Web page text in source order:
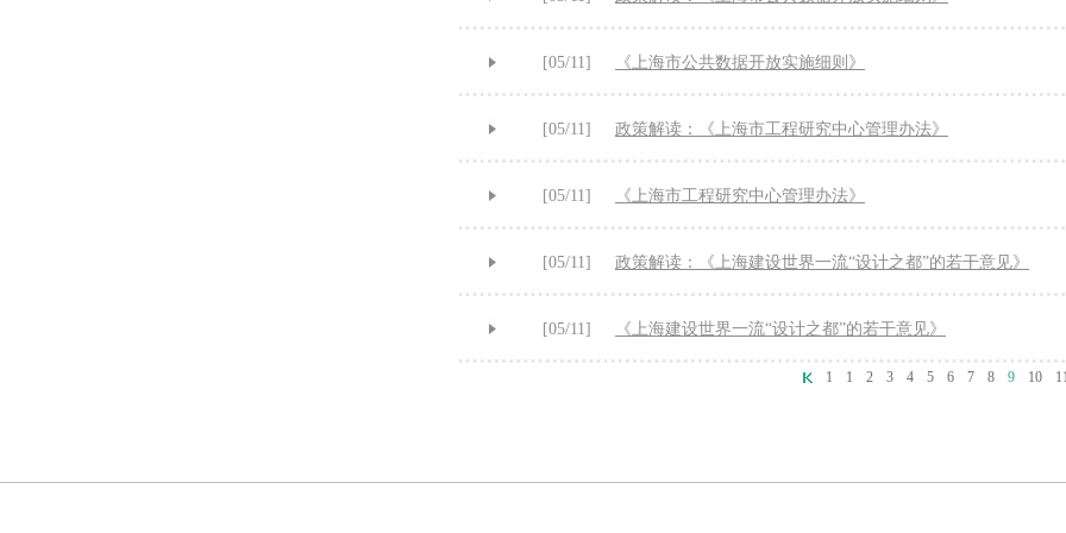
[05/11] 《上海市公共数据开放实施细则》
[05/11] 政策解读：《上海市工程研究中心管理办法》
[05/11] 《上海市工程研究中心管理办法》
[05/11] 政策解读：《上海建设世界一流“设计之都”的若干意见》
[05/11] 《上海建设世界一流“设计之都”的若干意见》
1 1 2 3 4 5 6 7 8 9 10